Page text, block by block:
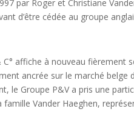
par Roger et Christiane
d’être cédée au groupe
C° affiche à nouveau
ancrée sur le marché
le Groupe P&V a pris une
famille Vander Haeghen,